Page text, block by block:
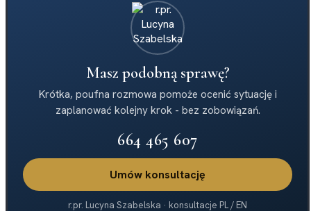
Masz podobną sprawę?
Krótka, poufna rozmowa pomoże ocenić sytuację i
zaplanować kolejny krok - bez zobowiązań.
664 465 607
Umów konsultację
r.pr. Lucyna Szabelska · konsultacje PL / EN